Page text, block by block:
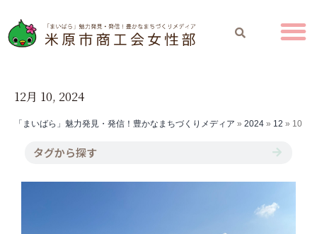
12月 10, 2024
「まいばら」魅力発見・発信！豊かなまちづくりメディア » 2024 » 12 » 10